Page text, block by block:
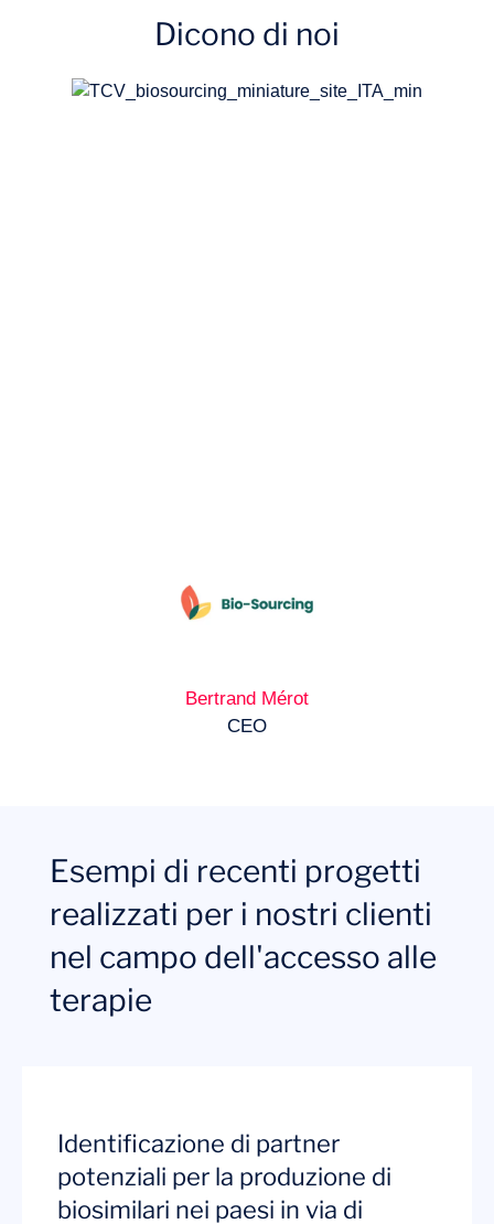
Dicono di noi
Bertrand Mérot
CEO
Esempi di recenti progetti
realizzati per i nostri clienti
nel campo dell'accesso alle
terapie
Identificazione di partner
potenziali per la produzione di
biosimilari nei paesi in via di